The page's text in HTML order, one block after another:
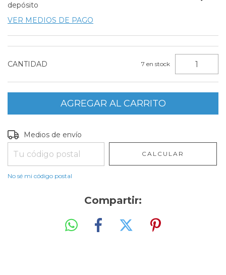
depósito
VER MEDIOS DE PAGO
CANTIDAD 7 en stock
Entregas para el CP:
Medios de envío
CALCULAR
No sé mi código postal
Compartir: